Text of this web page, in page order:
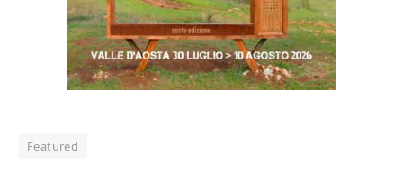
Featured